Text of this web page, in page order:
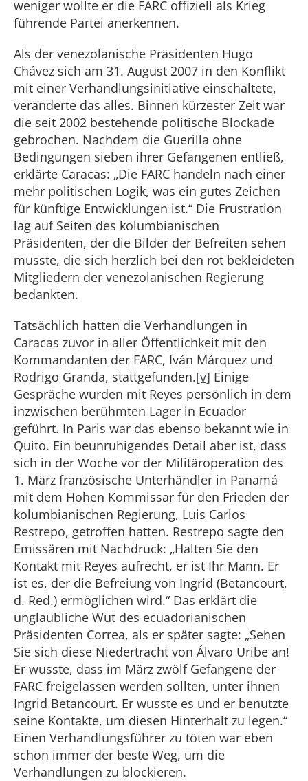
weniger wollte er die FARC offiziell als Krieg
führende Partei anerkennen.
Als der venezolanische Präsidenten Hugo
Chávez sich am 31. August 2007 in den Konflikt
mit einer Verhandlungsinitiative einschaltete,
veränderte das alles. Binnen kürzester Zeit war
die seit 2002 bestehende politische Blockade
gebrochen. Nachdem die Guerilla ohne
Bedingungen sieben ihrer Gefangenen entließ,
erklärte Caracas: „Die FARC handeln nach einer
mehr politischen Logik, was ein gutes Zeichen
für künftige Entwicklungen ist.“ Die Frustration
lag auf Seiten des kolumbianischen
Präsidenten, der die Bilder der Befreiten sehen
musste, die sich herzlich bei den rot bekleideten
Mitgliedern der venezolanischen Regierung
bedankten.
Tatsächlich hatten die Verhandlungen in
Caracas zuvor in aller Öffentlichkeit mit den
Kommandanten der FARC, Iván Márquez und
Rodrigo Granda, stattgefunden.[v] Einige
Gespräche wurden mit Reyes persönlich in dem
inzwischen berühmten Lager in Ecuador
geführt. In Paris war das ebenso bekannt wie in
Quito. Ein beunruhigendes Detail aber ist, dass
sich in der Woche vor der Militäroperation des
1. März französische Unterhändler in Panamá
mit dem Hohen Kommissar für den Frieden der
kolumbianischen Regierung, Luis Carlos
Restrepo, getroffen hatten. Restrepo sagte den
Emissären mit Nachdruck: „Halten Sie den
Kontakt mit Reyes aufrecht, er ist Ihr Mann. Er
ist es, der die Befreiung von Ingrid (Betancourt,
d. Red.) ermöglichen wird.“ Das erklärt die
unglaubliche Wut des ecuadorianischen
Präsidenten Correa, als er später sagte: „Sehen
Sie sich diese Niedertracht von Álvaro Uribe an!
Er wusste, dass im März zwölf Gefangene der
FARC freigelassen werden sollten, unter ihnen
Ingrid Betancourt. Er wusste es und er benutzte
seine Kontakte, um diesen Hinterhalt zu legen.“
Einen Verhandlungsführer zu töten war eben
schon immer der beste Weg, um die
Verhandlungen zu blockieren.